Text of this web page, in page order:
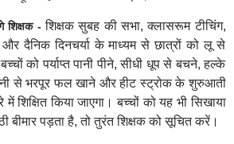
शिक्षक -शिक्षक सुबह की सभा, क्लासरूम टीचिंग,
और दैनिक दिनचर्या के माध्यम से छात्रों को लू से
को पर्याप्त पानी पीने, सीधी धूप से बचने, हल्के
से भरपूर फल खाने और हीट स्ट्रोक के शुरुआती
शिक्षित किया जाएगा। बच्चों को यह भी सिखाया
बीमार पड़ता है, तो तुरंत शिक्षक को सूचित करें।